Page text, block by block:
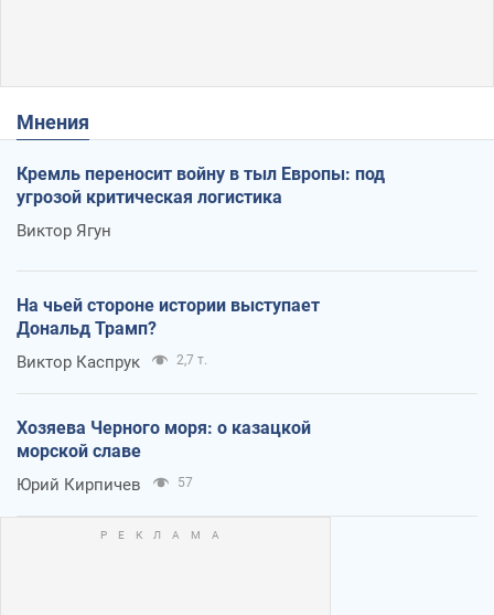
Мнения
Кремль переносит войну в тыл Европы: под
угрозой критическая логистика
Виктор Ягун
На чьей стороне истории выступает
Дональд Трамп?
Виктор Каспрук 2,7 т.
Хозяева Черного моря: о казацкой
морской славе
Юрий Кирпичев 57